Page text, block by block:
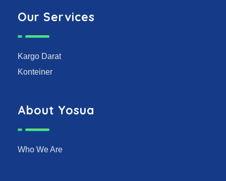
Our Services
Kargo Darat
Konteiner
About Yosua
Who We Are